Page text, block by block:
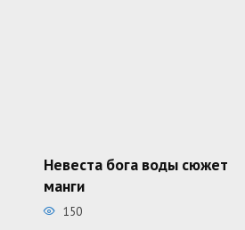
Невеста бога воды сюжет
манги
150